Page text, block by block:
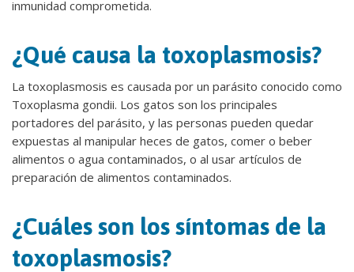
inmunidad comprometida.
¿Qué causa la toxoplasmosis?
La toxoplasmosis es causada por un parásito conocido como
Toxoplasma gondii. Los gatos son los principales
portadores del parásito, y las personas pueden quedar
expuestas al manipular heces de gatos, comer o beber
alimentos o agua contaminados, o al usar artículos de
preparación de alimentos contaminados.
¿Cuáles son los síntomas de la
toxoplasmosis?